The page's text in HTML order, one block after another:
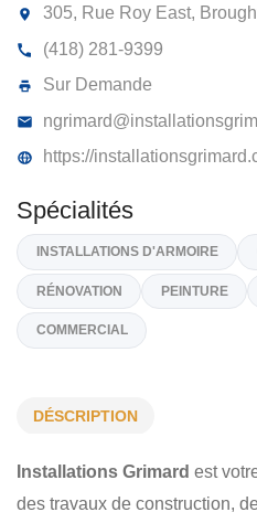
INSTALLATIONS
(418) 281-9399
Sur Demande
https://
DÉSCRIPTION
Installations Grimard est
des travaux de construction,